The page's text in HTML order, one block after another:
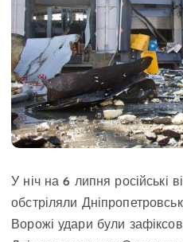
У ніч на 6 липня російські
обстріляли
Ворожі удари були